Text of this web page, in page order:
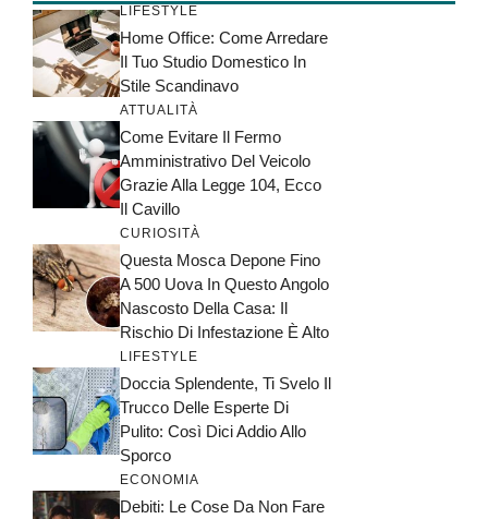
LIFESTYLE
Home Office: Come Arredare
Il Tuo Studio Domestico In
Stile Scandinavo
ATTUALITÀ
Come Evitare Il Fermo
Amministrativo Del Veicolo
Grazie Alla Legge 104, Ecco
Il Cavillo
CURIOSITÀ
Questa Mosca Depone Fino
A 500 Uova In Questo Angolo
Nascosto Della Casa: Il
Rischio Di Infestazione È Alto
LIFESTYLE
Doccia Splendente, Ti Svelo Il
Trucco Delle Esperte Di
Pulito: Così Dici Addio Allo
Sporco
ECONOMIA
Debiti: Le Cose Da Non Fare